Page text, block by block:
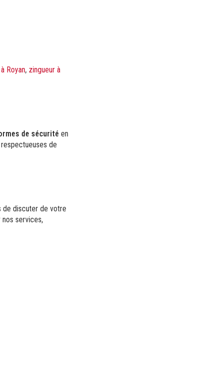
Royan, zingueur à
de sécurité en
de
de discuter de votre
services,